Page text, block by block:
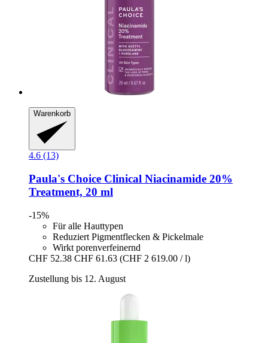
Warenkorb
4.6 (13)
Paula's Choice Clinical Niacinamide 20%
Treatment, 20 ml
-15%
Für alle Hauttypen
Reduziert Pigmentflecken & Pickelmale
Wirkt porenverfeinernd
CHF 52.38 CHF 61.63 (CHF 2 619.00 / l)
Zustellung bis 12. August